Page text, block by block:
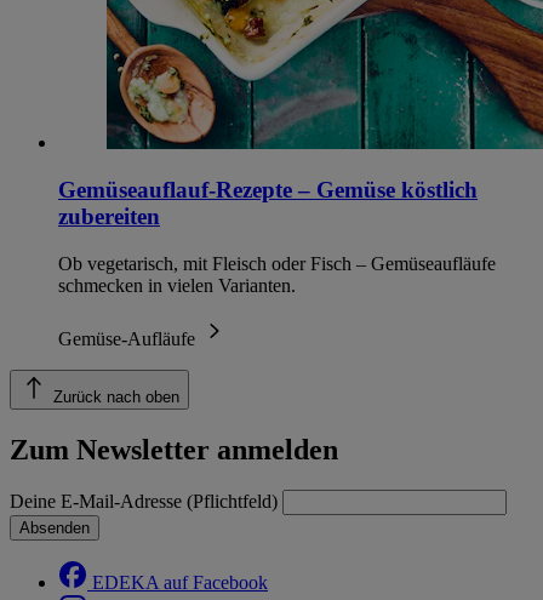
Gemüseauflauf-Rezepte – Gemüse köstlich
zubereiten
Ob vegetarisch, mit Fleisch oder Fisch – Gemüseaufläufe
schmecken in vielen Varianten.
Gemüse-Aufläufe
Zurück nach oben
Zum Newsletter anmelden
Deine E-Mail-Adresse (Pflichtfeld)
Absenden
EDEKA auf Facebook